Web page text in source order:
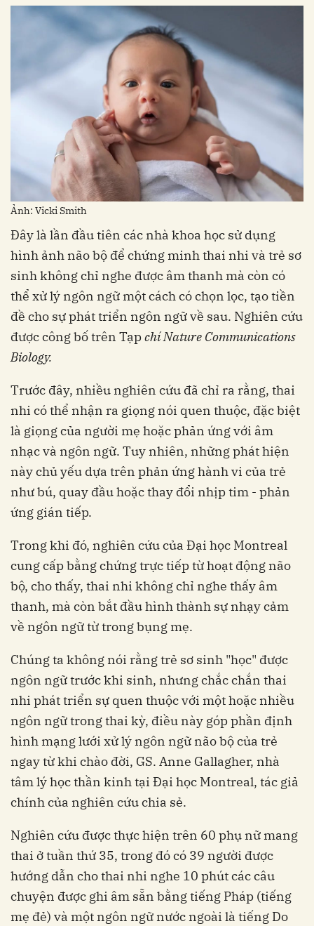
Ảnh: Vicki Smith
Đây là lần đầu tiên các nhà khoa học sử dụng
hình ảnh não bộ để chứng minh thai nhi và trẻ sơ
sinh không chỉ nghe được âm thanh mà còn có
thể xử lý ngôn ngữ một cách có chọn lọc, tạo tiền
đề cho sự phát triển ngôn ngữ về sau. Nghiên cứu
được công bố trên Tạpchí Nature Communications
Biology.
Trước đây, nhiều nghiên cứu đã chỉ ra rằng, thai
nhi có thể nhận ra giọng nói quen thuộc, đặc biệt
là giọng của người mẹ hoặc phản ứng với âm
nhạc và ngôn ngữ. Tuy nhiên, những phát hiện
này chủ yếu dựa trên phản ứng hành vi của trẻ
như bú, quay đầu hoặc thay đổi nhịp tim - phản
ứng gián tiếp.
Trong khi đó, nghiên cứu của Đại học Montreal
cung cấp bằng chứng trực tiếp từ hoạt động não
bộ, cho thấy, thai nhi không chỉ nghe thấy âm
thanh, mà còn bắt đầu hình thành sự nhạy cảm
về ngôn ngữ từ trong bụng mẹ.
Chúng ta không nói rằng trẻ sơ sinh "học" được
ngôn ngữ trước khi sinh, nhưng chắc chắn thai
nhi phát triển sự quen thuộc với một hoặc nhiều
ngôn ngữ trong thai kỳ, điều này góp phần định
hình mạng lưới xử lý ngôn ngữ não bộ của trẻ
ngay từ khi chào đời, GS. Anne Gallagher, nhà
tâm lý học thần kinh tại Đại học Montreal, tác giả
chính của nghiên cứu chia sẻ.
Nghiên cứu được thực hiện trên 60 phụ nữ mang
thai ở tuần thứ 35, trong đó có 39 người được
hướng dẫn cho thai nhi nghe 10 phút các câu
chuyện được ghi âm sẵn bằng tiếng Pháp (tiếng
mẹ đẻ) và một ngôn ngữ nước ngoài là tiếng Do